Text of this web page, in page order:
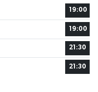
19:00
19:00
21:30
21:30